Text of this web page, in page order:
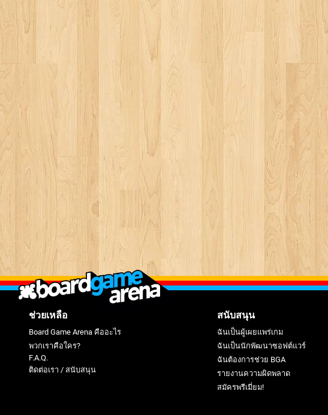
ช่วยเหลือ
Board Game Arena คืออะไร
พวกเราคือใคร?
F.A.Q.
ติดต่อเรา / สนับสนุน
สนับสนุน
ฉันเป็นผู้เผยแพร่เกม
ฉันเป็นนักพัฒนาซอฟต์แวร์
ฉันต้องการช่วย BGA
รายงานความผิดพลาด
สมัครพรีเมี่ยม!